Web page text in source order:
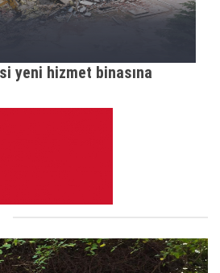
yeni hizmet binasına